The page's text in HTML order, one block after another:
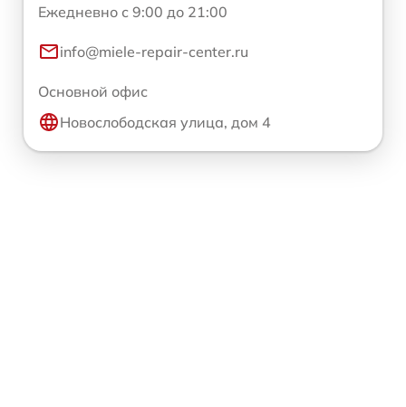
Ежедневно с 9:00 до 21:00
info@miele-repair-center.ru
Основной офис
Новослободская улица, дом 4